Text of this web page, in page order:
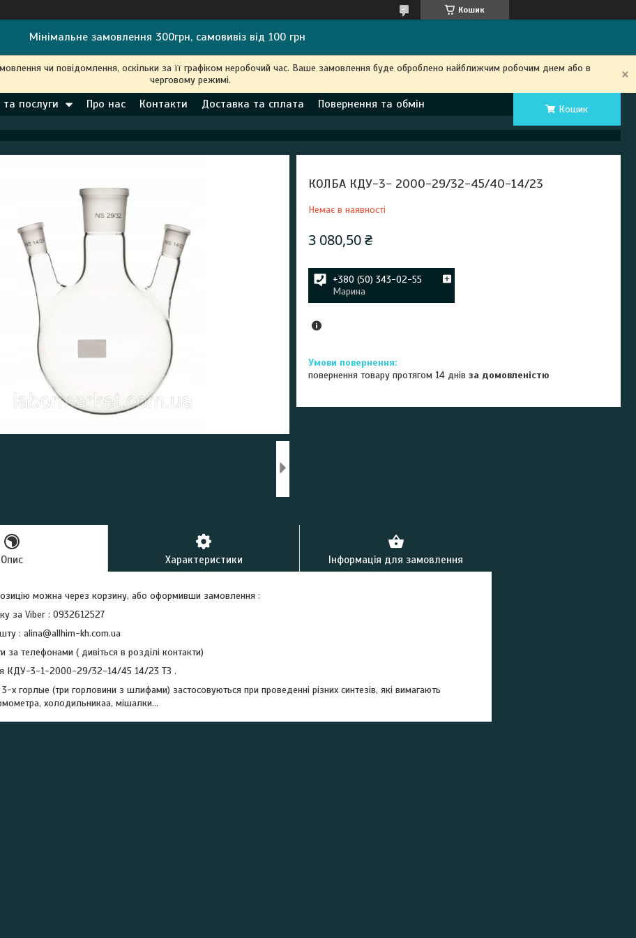
Кошик
Мінімальне замовлення 300грн, самовивіз від 100 грн
чи повідомлення, оскільки за її графіком неробочий час. Ваше замовлення буде оброблено найближчим робочим днем ​​або в
черговому режимі.
послуги Про нас Контакти Доставка та сплата Повернення та обмін Кошик
КОЛБА КДУ-3- 2000-29/32-45/40-14/23
Немає в наявності
3 080,50 ₴
+380 (50) 343-02-55
Марина
повернення товару протягом 14 днівза домовленістю
Опис Характеристики Інформація для замовлення
можна через корзину, або оформивши замовлення :
за Viber : 0932612527
: alina@allhim-kh.com.ua
за телефонами ( дивіться в розділі контакти)
КДУ-3-1-2000-29/32-14/45 14/23 ТЗ .
горлые (три горловини з шлифами) застосовуються при проведенні різних синтезів, які вимагають
холодильникаа, мішалки...